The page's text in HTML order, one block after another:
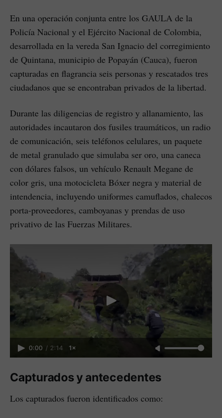
En una operación conjunta entre los GAULA de la
Policía Nacional y el Ejército Nacional de Colombia,
desarrollada en la vereda San Ignacio del corregimiento
de Quintana, municipio de Popayán (Cauca), fueron
capturadas en flagrancia seis personas y rescatados tres
ciudadanos que se encontraban privados de la libertad.
Durante las diligencias de registro y allanamiento, las
autoridades incautaron dos fusiles traumáticos, un radio
de comunicación, seis teléfonos celulares, un paquete
de metal granulado que simulaba ser oro, una caneca
con dólares falsos, un vehículo Renault Megane de
color gris, una motocicleta Bóxer negra y material de
intendencia, incluyendo uniformes camuflados, chalecos
porta-proveedores, camboyanas y prendas de uso
privativo de las Fuerzas Militares.
0:00 / 2:14 1×
Capturados y antecedentes
Los capturados fueron identificados como: